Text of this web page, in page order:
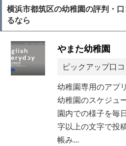
横浜市都筑区の幼稚園の評判・
るなら
やまた幼稚園
ピックアップ口コ
幼稚園専用のアプ
幼稚園のスケジュ
園内での様子を毎
字以上の文字で投
帳み…